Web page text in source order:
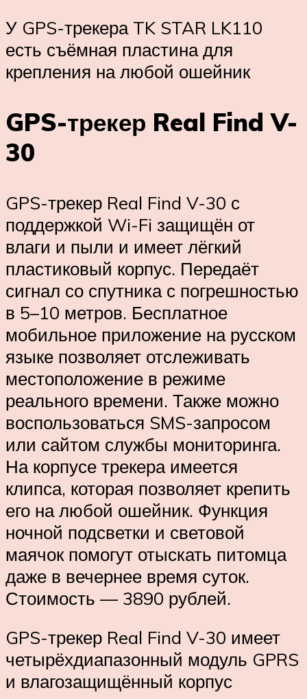
У GPS-трекера TK STAR LK110
есть съёмная пластина для
крепления на любой ошейник
GPS-трекер Real Find V-
30
GPS-трекер Real Find V-30 с
поддержкой Wi-Fi защищён от
влаги и пыли и имеет лёгкий
пластиковый корпус. Передаёт
сигнал со спутника с погрешностью
в 5–10 метров. Бесплатное
мобильное приложение на русском
языке позволяет отслеживать
местоположение в режиме
реального времени. Также можно
воспользоваться SMS-запросом
или сайтом службы мониторинга.
На корпусе трекера имеется
клипса, которая позволяет крепить
его на любой ошейник. Функция
ночной подсветки и световой
маячок помогут отыскать питомца
даже в вечернее время суток.
Стоимость — 3890 рублей.
GPS-трекер Real Find V-30 имеет
четырёхдиапазонный модуль GPRS
и влагозащищённый корпус